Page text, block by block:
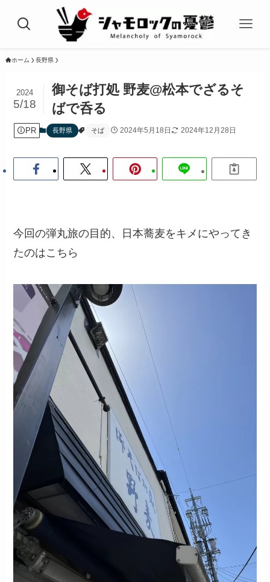
ホーム 長野県
御そば打処 野麦@松本でざるそ
ばで呑る
2024
5/18
PR 長野県 そば 2024年5月18日 2024年12月28日
今回の弾丸旅の目的、日本蕎麦をキメにやってき
たのはこちら